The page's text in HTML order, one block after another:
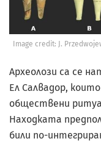
Image credit: J.
Археолози са се
Ел Салвадор,
обществени
Находката
били по-